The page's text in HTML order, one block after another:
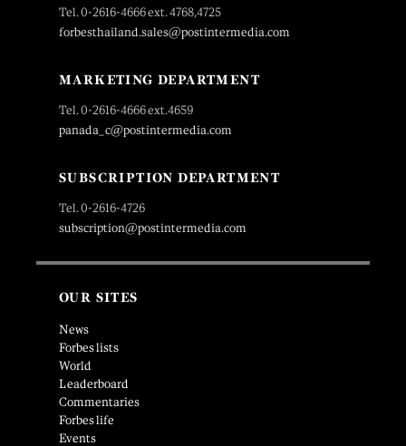
Tel. 0-2616-4666 ext. 4768,4725
forbesthailand.sales@postintermedia.com
MARKETING DEPARTMENT
Tel. 0-2616-4666 ext.4659
panada_c@postintermedia.com
SUBSCRIPTION DEPARTMENT
Tel. 0-2616-4726
subscription@postintermedia.com
OUR SITES
News
Forbes lists
World
Leaderboard
Commentaries
Forbes life
Events